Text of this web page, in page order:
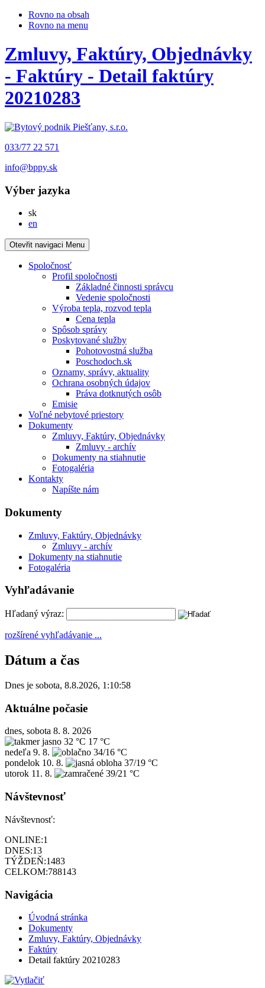
Rovno na obsah
Rovno na menu
Zmluvy, Faktúry, Objednávky
- Faktúry - Detail faktúry
20210283
033/77 22 571
info@bppy.sk
Výber jazyka
skSlovensky
en
Otevřit navigaci Menu
Spoločnosť
Profil spoločnosti
Základné činnosti správcu
Vedenie spoločnosti
Výroba tepla, rozvod tepla
Cena tepla
Spôsob správy
Poskytované služby
Pohotovostná služba
Poschodoch.sk
Oznamy, správy, aktuality
Ochrana osobných údajov
Práva dotknutých osôb
Emisie
Voľné nebytové priestory
Dokumenty
Zmluvy, Faktúry, Objednávky
Zmluvy - archív
Dokumenty na stiahnutie
Fotogaléria
Kontakty
Napíšte nám
Dokumenty
Zmluvy, Faktúry, Objednávky
Zmluvy - archív
Dokumenty na stiahnutie
Fotogaléria
Vyhľadávanie
Hľadaný výraz:
rozšírené vyhľadávanie ...
Dátum a čas
Dnes je sobota, 8.8.2026, 1:10:58
Aktuálne počasie
dnes, sobota 8. 8. 2026
32 °C 17 °C
nedeľa 9. 8.
34/16 °C
pondelok 10. 8.
37/19 °C
utorok 11. 8. 39/21 °C
Návštevnosť
Návštevnosť:
ONLINE:1
DNES:13
TÝŽDEŇ:1483
CELKOM:788143
Navigácia
Úvodná stránka
Dokumenty
Zmluvy, Faktúry, Objednávky
Faktúry
Detail faktúry 20210283